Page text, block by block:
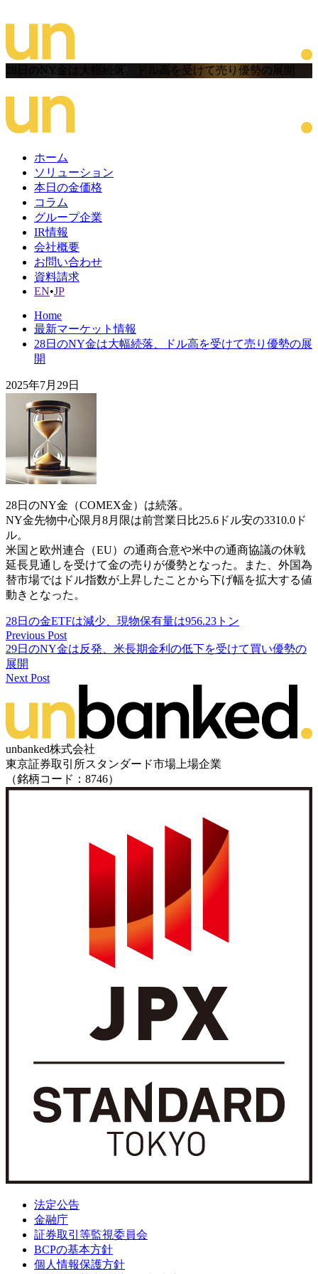
28日のNY金は大幅続落、ドル高を受けて売り優勢の展開
ホーム
ソリューション
本日の金価格
コラム
グループ企業
IR情報
会社概要
お問い合わせ
資料請求
EN•JP
Home
最新マーケット情報
28日のNY金は大幅続落、ドル高を受けて売り優勢の展
開
2025年7月29日
28日のNY金（COMEX金）は続落。
NY金先物中心限月8月限は前営業日比25.6ドル安の3310.0ド
ル。
米国と欧州連合（EU）の通商合意や米中の通商協議の休戦
延長見通しを受けて金の売りが優勢となった。また、外国為
替市場ではドル指数が上昇したことから下げ幅を拡大する値
動きとなった。
28日の金ETFは減少、現物保有量は956.23トン
Previous Post
29日のNY金は反発、米長期金利の低下を受けて買い優勢の
展開
Next Post
unbanked株式会社
東京証券取引所スタンダード市場上場企業
（銘柄コード：8746）
法定公告
金融庁
証券取引等監視委員会
BCPの基本方針
個人情報保護方針